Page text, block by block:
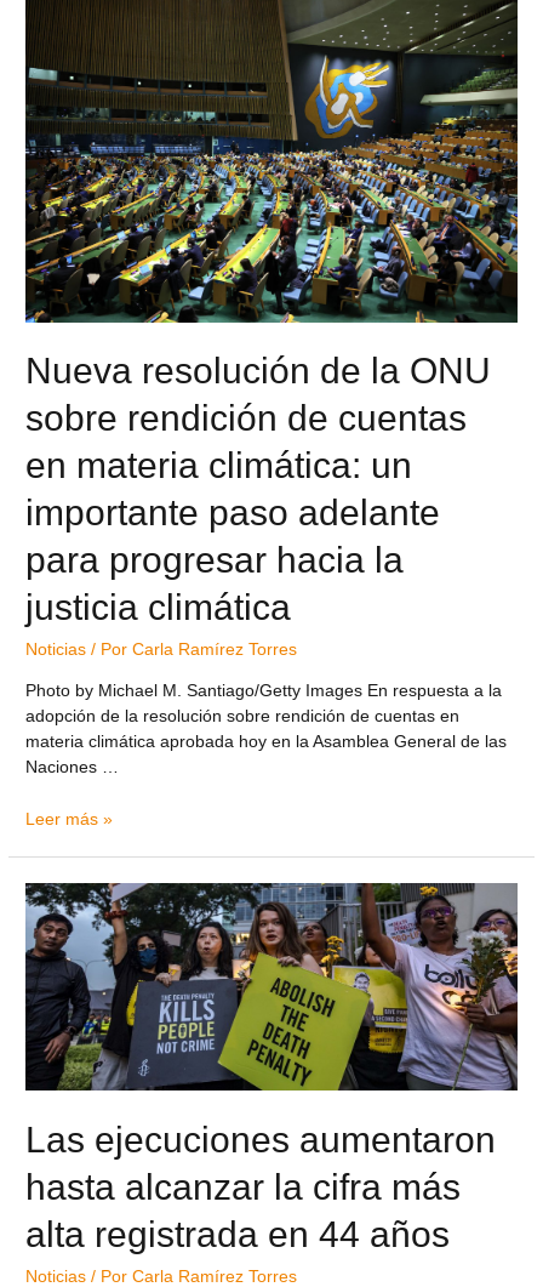
Nueva resolución de la ONU
sobre rendición de cuentas
en materia climática: un
importante paso adelante
para progresar hacia la
justicia climática
Noticias / PorCarla Ramírez Torres
Photo by Michael M. Santiago/Getty Images En respuesta a la
adopción de la resolución sobre rendición de cuentas en
materia climática aprobada hoy en la Asamblea General de las
Naciones …
Leer más »
Las ejecuciones aumentaron
hasta alcanzar la cifra más
alta registrada en 44 años
Noticias / PorCarla Ramírez Torres